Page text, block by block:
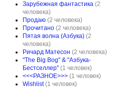
Зарубежная фантастика (2
человека)
Продаю (2 человека)
Прочитано (2 человека)
Пятая волна (Азбука) (2
человека)
Ричард Матесон (2 человека)
"The Big Bog" & "Азбука-
Бестселлер" (1 человек)
<<<РАЗНОЕ>>> (1 человек)
Wishlist (1 человек)